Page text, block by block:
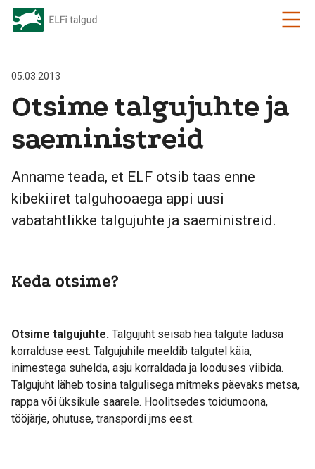
05.03.2013
Otsime talgujuhte ja
saeministreid
Anname teada, et ELF otsib taas enne
kibekiiret talguhooaega appi uusi
vabatahtlikke talgujuhte ja saeministreid.
Keda otsime?
Otsime talgujuhte. Talgujuht seisab hea talgute ladusa
korralduse eest. Talgujuhile meeldib talgutel käia,
inimestega suhelda, asju korraldada ja looduses viibida.
Talgujuht läheb tosina talgulisega mitmeks päevaks metsa,
rappa või üksikule saarele. Hoolitsedes toidumoona,
tööjärje, ohutuse, transpordi jms eest.